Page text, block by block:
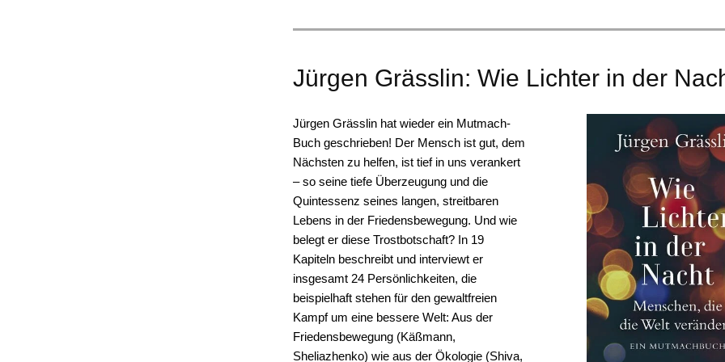
Jürgen Grässlin: Wie Lichter in der
Jürgen Grässlin hat wieder ein Mutmach-
Buch geschrieben! Der Mensch ist gut, dem
Nächsten zu helfen, ist tief in uns verankert
– so seine tiefe Überzeugung und die
Quintessenz seines langen, streitbaren
Lebens in der Friedensbewegung. Und wie
belegt er diese Trostbotschaft? In 19
Kapiteln beschreibt und interviewt er
insgesamt 24 Persönlichkeiten, die
beispielhaft stehen für den gewaltfreien
Kampf um eine bessere Welt: Aus der
Friedensbewegung (Käßmann,
Sheliazhenko) wie aus der Ökologie (Shiva,